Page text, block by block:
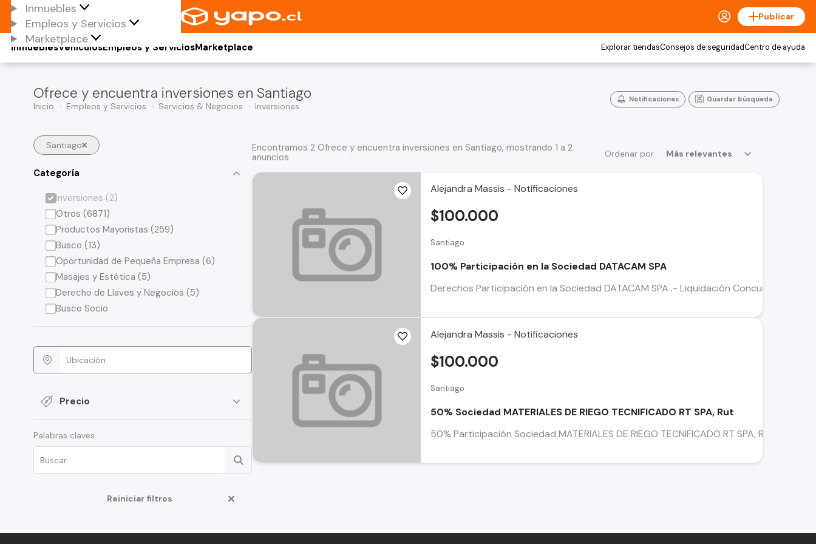
Inmuebles
Empleos y Servicios
Marketplace
Publicar
Vehículos
Inmuebles Empleos y ServiciosMarketplace Explorar tiendasConsejos de seguridadCentro de ayuda
Ofrece y encuentra inversiones en Santiago
Inicio Empleos y Servicios Servicios & Negocios Inversiones
Notificaciones Guardar búsqueda
Santiago
Categoría
Inversiones (2)
Otros (6871)
Productos Mayoristas (259)
Busco (13)
Oportunidad de Pequeña Empresa (6)
Masajes y Estética (5)
Derecho de Llaves y Negocios (5)
Busco Socio
Precio
Palabras claves
Reiniciar filtros
Ordenar por Más relevantes
Encontramos 2 Ofrece y encuentra inversiones en Santiago, mostrando 1 a 2
anuncios
Alejandra Massis - Notificaciones
Santiago
100% Participación en la Sociedad DATACAM SPA
Derechos Participación en la Sociedad DATACAM SPA .- Liquidación Concursal
$100.000
Alejandra Massis - Notificaciones
Santiago
50% Sociedad MATERIALES DE RIEGO TECNIFICADO RT SPA, Rut
50% Participación Sociedad MATERIALES DE RIEGO TECNIFICADO RT SPA, Rut ,
$100.000